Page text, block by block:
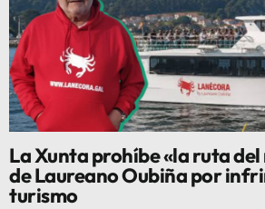
La Xunta prohíbe «la ruta
de Laureano Oubiña por
turismo